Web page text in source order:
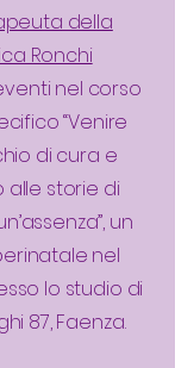
della
Ronchi
nel corso
“Venire
di cura e
storie di
un
nel
lo studio di
87, Faenza.